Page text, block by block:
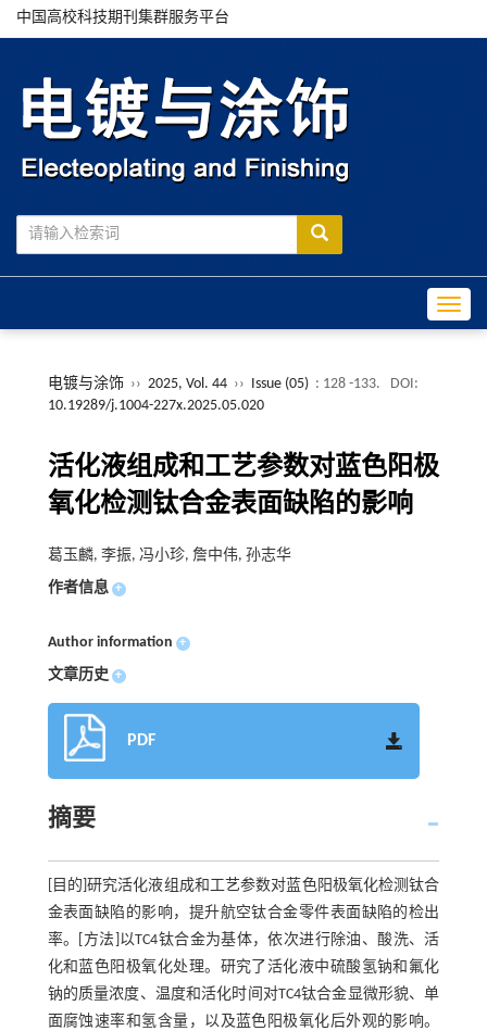
中国高校科技期刊集群服务平台
电镀与涂饰 ›› 2025, Vol. 44 ›› Issue (05) : 128 -133.
DOI:
10.19289/j.1004-227x.2025.05.020
活化液组成和工艺参数对蓝色阳极
氧化检测钛合金表面缺陷的影响
葛玉麟, 李振, 冯小珍, 詹中伟, 孙志华
作者信息 +
Author information +
文章历史 +
PDF
摘要
[目的]研究活化液组成和工艺参数对蓝色阳极氧化检测钛合
金表面缺陷的影响，提升航空钛合金零件表面缺陷的检出
率。[方法]以TC4钛合金为基体，依次进行除油、酸洗、活
化和蓝色阳极氧化处理。研究了活化液中硫酸氢钠和氟化
钠的质量浓度、温度和活化时间对TC4钛合金显微形貌、单
面腐蚀速率和氢含量，以及蓝色阳极氧化后外观的影响。